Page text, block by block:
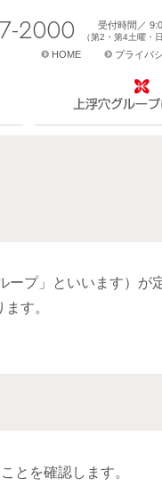
2000 受付時間／
（第2・第4土曜・
HOME プライバ
上浮穴グルー
ープ」といいます）が
す。
とを確認します。